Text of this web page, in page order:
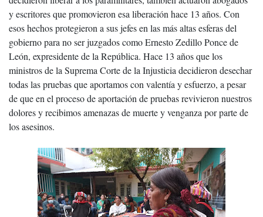
y escritores que promovieron esa liberación hace 13 años. Con
esos hechos protegieron a sus jefes en las más altas esferas del
gobierno para no ser juzgados como Ernesto Zedillo Ponce de
León, expresidente de la República. Hace 13 años que los
ministros de la Suprema Corte de la Injusticia decidieron desechar
todas las pruebas que aportamos con valentía y esfuerzo, a pesar
de que en el proceso de aportación de pruebas revivieron nuestros
dolores y recibimos amenazas de muerte y venganza por parte de
los asesinos.